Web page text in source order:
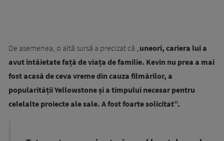
De asemenea, o altă sursă a precizat că „uneori, cariera lui a
avut întâietate față de viața de familie. Kevin nu prea a mai
fost acasă de ceva vreme din cauza filmărilor, a
popularității Yellowstone și a timpului necesar pentru
celelalte proiecte ale sale. A fost foarte solicitat”.